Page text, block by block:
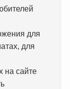
для
для
на сайте